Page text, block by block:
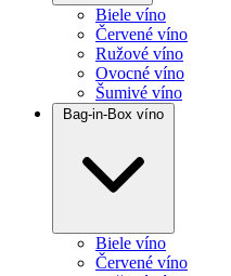
Biele víno
Červené víno
Ružové víno
Ovocné víno
Šumivé víno
Bag-in-Box víno
Biele víno
Červené víno